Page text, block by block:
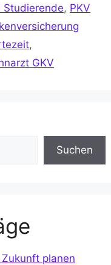
Studierende, PKV
,
GKV
Suchen
planen